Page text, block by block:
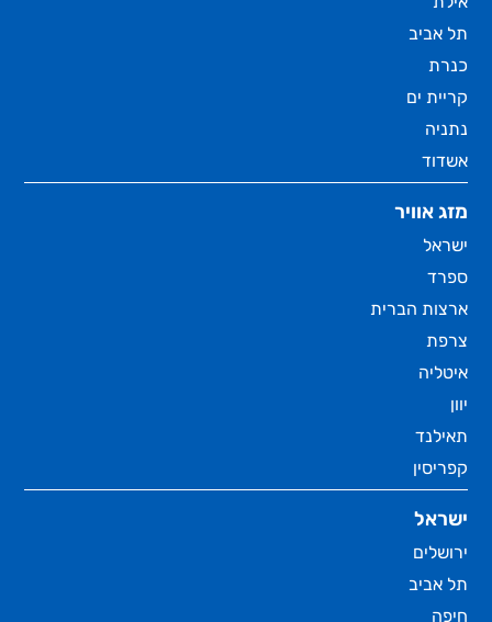
תל אביב
כנרת
קריית ים
נתניה
אשדוד
מזג אוויר
ישראל
ספרד
ארצות הברית
צרפת
איטליה
יוון
תאילנד
קפריסין
ישראל
ירושלים
תל אביב
חיפה